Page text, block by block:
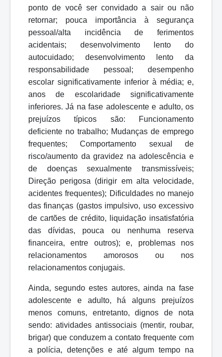
ponto de você ser convidado a sair ou não
retornar; pouca importância à segurança
pessoal/alta incidência de ferimentos
acidentais; desenvolvimento lento do
autocuidado; desenvolvimento lento da
responsabilidade pessoal; desempenho
escolar significativamente inferior à média; e,
anos de escolaridade significativamente
inferiores. Já na fase adolescente e adulto, os
prejuízos típicos são: Funcionamento
deficiente no trabalho; Mudanças de emprego
frequentes; Comportamento sexual de
risco/aumento da gravidez na adolescência e
de
doenças sexualmente
transmissíveis;
Direção perigosa (dirigir em alta velocidade,
acidentes frequentes); Dificuldades no manejo
das finanças (gastos impulsivo, uso excessivo
de cartões de crédito, liquidação insatisfatória
das
dívidas, pouca ou nenhuma reserva
financeira, entre outros); e, problemas nos
relacionamentos amorosos ou nos
relacionamentos conjugais.
Ainda, segundo estes autores, ainda na fase
adolescente e adulto, há alguns prejuízos
menos comuns, entretanto, dignos de nota
sendo: atividades antissociais (mentir, roubar,
brigar) que conduzem a contato frequente com
a polícia, detenções e até algum tempo na